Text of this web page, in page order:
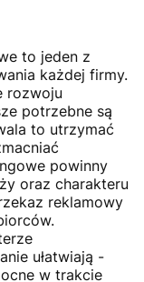
to jeden z
każdej firmy.
rozwoju
potrzebne są
to utrzymać
powinny
oraz charakteru
reklamowy
ułatwiają -
w trakcie